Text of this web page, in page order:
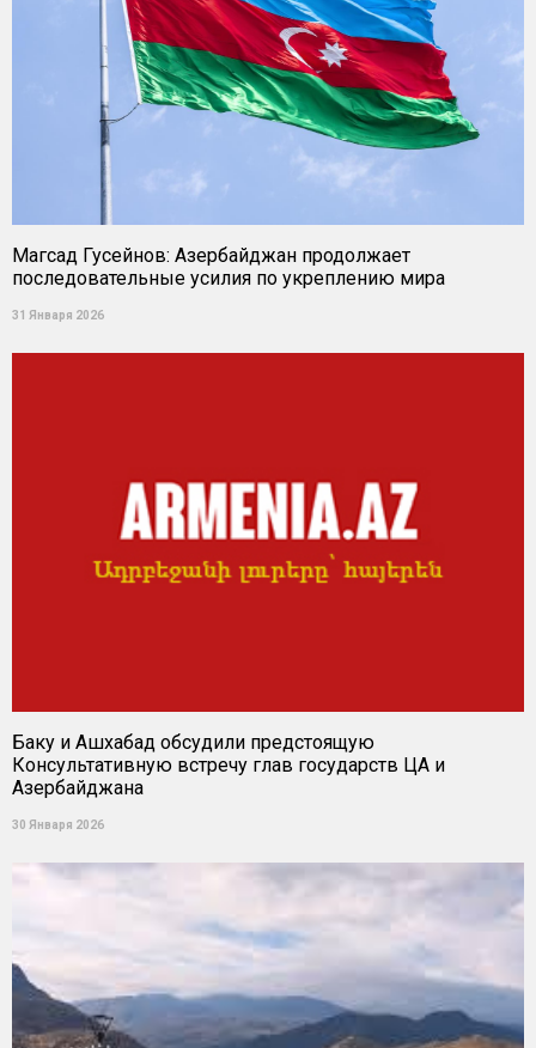
Магсад Гусейнов: Азербайджан продолжает
последовательные усилия по укреплению мира
31 Января 2026
Баку и Ашхабад обсудили предстоящую
Консультативную встречу глав государств ЦА и
Азербайджана
30 Января 2026